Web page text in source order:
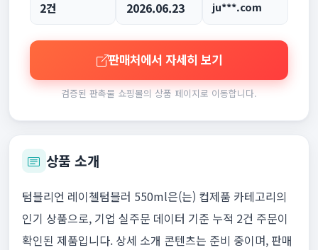
2건 2026.06.23 ju***.com
판매처에서 자세히 보기
검증된 판촉물 쇼핑몰의 상품 페이지로 이동합니다.
상품 소개
텀블리언 레이첼텀블러 550ml은(는) 컵제품 카테고리의
인기 상품으로, 기업 실주문 데이터 기준 누적 2건 주문이
확인된 제품입니다. 상세 소개 콘텐츠는 준비 중이며, 판매